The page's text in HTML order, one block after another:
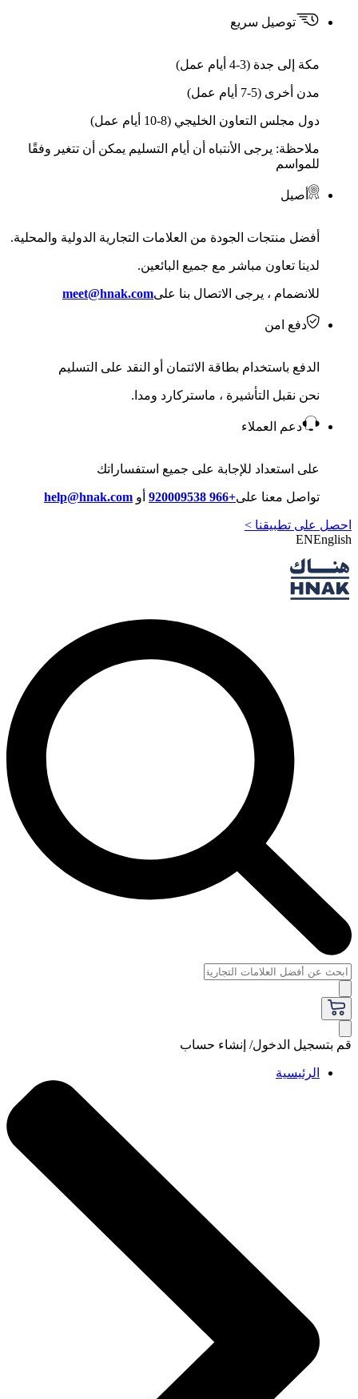
توصيل سريع
مكة إلى جدة (3-4 أيام عمل)
مدن أخرى (5-7 أيام عمل)
دول مجلس التعاون الخليجي (8-10 أيام عمل)
ملاحظة: يرجى الأنتباه أن أيام التسليم يمكن أن تتغير وفقًا
للمواسم
أصيل
أفضل منتجات الجودة من العلامات التجارية الدولية والمحلية.
لدينا تعاون مباشر مع جميع البائعين.
للانضمام ، يرجى الاتصال بنا علىmeet@hnak.com
دفع امن
الدفع باستخدام بطاقة الائتمان أو النقد على التسليم
نحن نقبل التأشيرة ، ماستركارد ومدا.
دعم العملاء
على استعداد للإجابة على جميع استفساراتك
تواصل معنا على+966 920009538 أو help@hnak.com
احصل على تطبيقنا >
ENEnglish
قم بتسجيل الدخول/ إنشاء حساب
الرئيسية